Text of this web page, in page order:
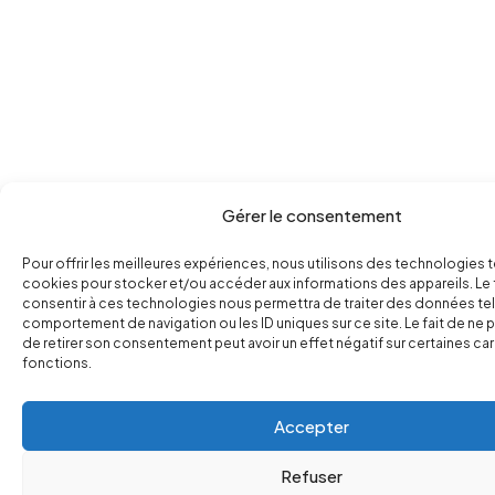
Gérer le consentement
Pour offrir les meilleures expériences, nous utilisons des technologies
cookies pour stocker et/ou accéder aux informations des appareils. Le
consentir à ces technologies nous permettra de traiter des données
comportement de navigation ou les ID uniques sur ce site. Le fait de ne
de retirer son consentement peut avoir un effet négatif sur certaines
fonctions.
Accepter
Refuser